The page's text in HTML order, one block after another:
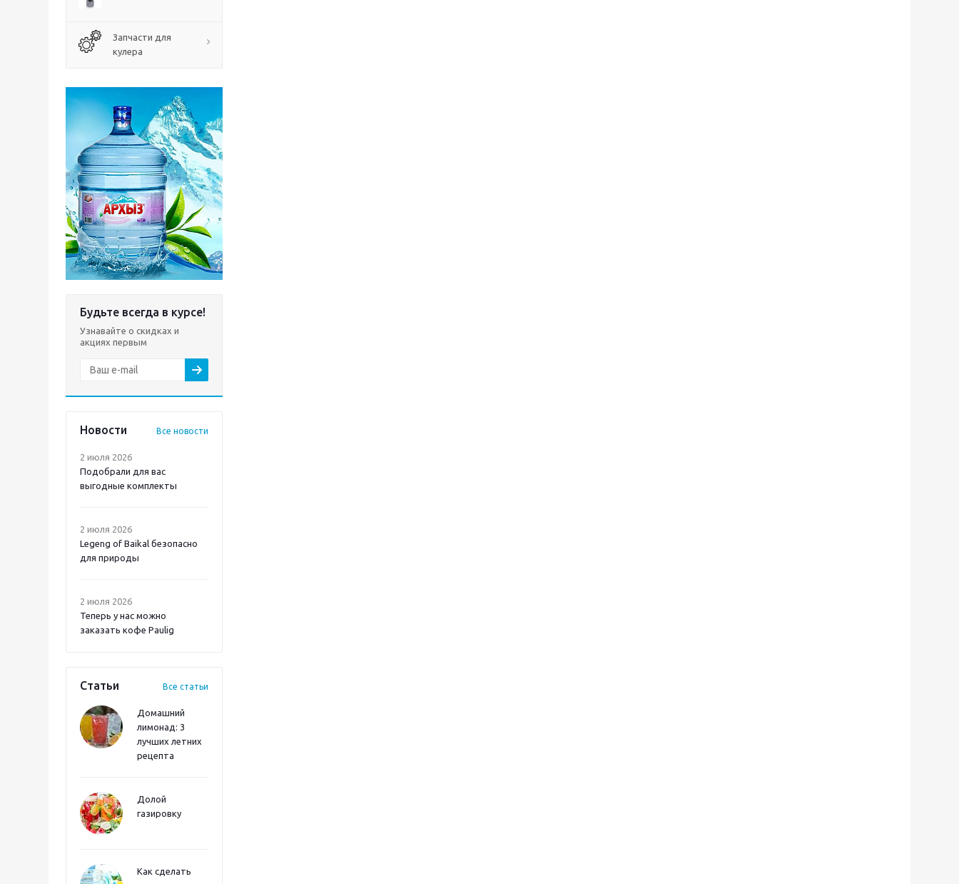
Запчасти для
кулера
Будьте всегда в курсе!
Узнавайте о скидках и
акциях первым
Новости Все новости
2 июля 2026
Подобрали для вас
выгодные комплекты
2 июля 2026
Legeng of Baikal безопасно
для природы
2 июля 2026
Теперь у нас можно
заказать кофе Paulig
Статьи Все статьи
Домашний
лимонад: 3
лучших летних
рецепта
Долой
газировку
Как сделать